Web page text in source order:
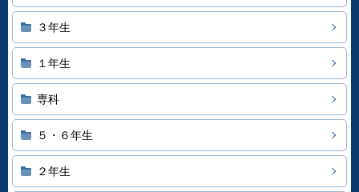
３年生
１年生
専科
５・６年生
２年生